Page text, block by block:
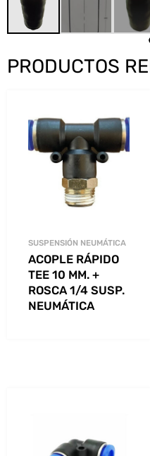
PRODUCTOS
SUSPENSIÓN NEUMÁTICA
ACOPLE RÁPIDO
TEE 10 MM. +
ROSCA 1/4 SUSP.
NEUMÁTICA